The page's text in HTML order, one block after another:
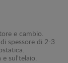
e cambio.
spessore di 2-3
e sul'telaio.